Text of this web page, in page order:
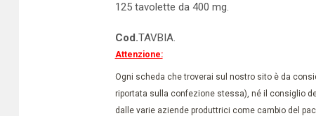
125 tavolette da 400 mg.
Cod.TAVBIA.
Attenzione:
Ogni scheda che troverai sul nostro sito è da
riportata sulla confezione stessa), né il consiglio
dalle varie aziende produttrici come cambio del